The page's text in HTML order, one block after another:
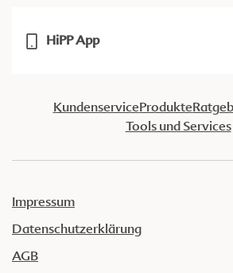
HiPP App
KundenserviceProdukte
Tools und Services
Impressum
Datenschutzerklärung
AGB